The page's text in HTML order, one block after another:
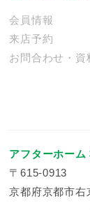
会員情報
来店予約
お問合わせ・資
アフターホーム
〒615-0913
京都府京都市右